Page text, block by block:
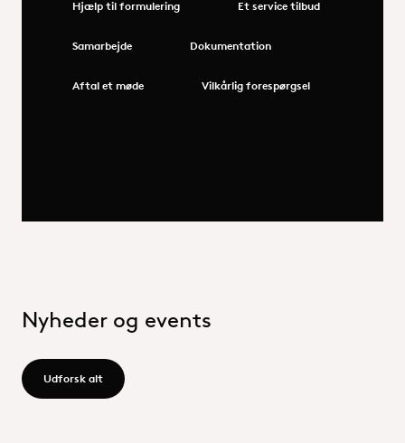
Hjælp til formulering Et service tilbud
Samarbejde Dokumentation
Aftal et møde Vilkårlig forespørgsel
Nyheder og events
Udforsk altUdforsk alt - /group/en/news-events